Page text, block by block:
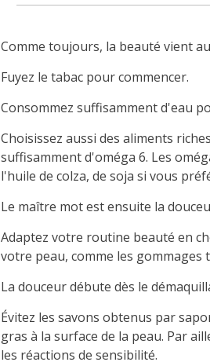
Comme toujours, la beauté vient
Fuyez le tabac pour commencer.
Consommez suffisamment d'eau
Choisissez aussi des aliments
suffisamment d'oméga 6. Les
l'huile de colza, de soja si vous
Le maître mot est ensuite la
Adaptez votre routine beauté en
votre peau, comme les
La douceur débute dès le
Évitez les savons obtenus par
gras à la surface de la peau. Par
les réactions de sensibilité.